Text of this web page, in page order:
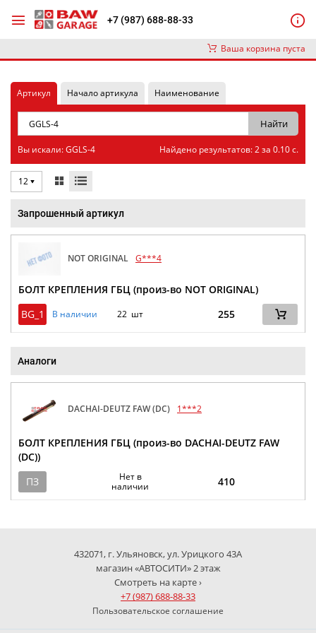
+7 (987) 688-88-33
Ваша корзина пуста
Артикул Начало артикула Наименование
Вы искали: GGLS-4 Найдено результатов: 2 за 0.10 с.
12
Запрошенный артикул
NOT ORIGINAL G***4
БОЛТ КРЕПЛЕНИЯ ГБЦ (произ-во NOT ORIGINAL)
BG_1
В наличии 22 шт 255
Аналоги
DACHAI-DEUTZ FAW (DC) 1***2
БОЛТ КРЕПЛЕНИЯ ГБЦ (произ-во DACHAI-DEUTZ FAW
(DC))
ПЗ
Нет в
наличии
410
432071, г. Ульяновск, ул. Урицкого 43А
магазин «АВТОСИТИ» 2 этаж
Смотреть на карте ›
+7 (987) 688-88-33
Пользовательское соглашение